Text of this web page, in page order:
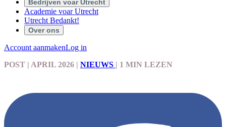
Bedrijven voar Utrecht
Academie voar Utrecht
Utrecht Bedankt!
Over ons
Account aanmakenLog in
POST | APRIL 2026 | NIEUWS | 1 MIN LEZEN